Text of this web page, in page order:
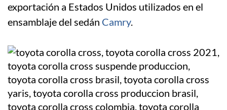
exportación a Estados Unidos utilizados en el
ensamblaje del sedán Camry.